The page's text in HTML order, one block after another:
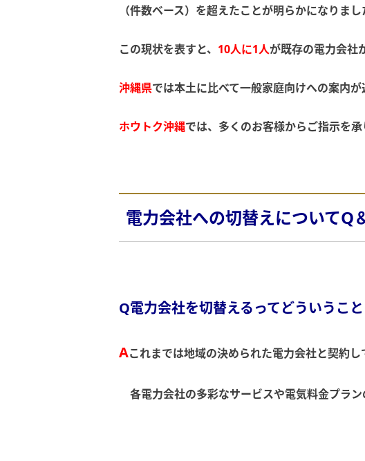
（件数ベース）を超えたことが明らかになりまし
この現状を表すと、 10人に1人が既存の電力会社
沖縄県では本土に比べて一般家庭向けへの案内
ホウトク沖縄では、多くのお客様からご指示を
電力会社への切替えについてQ
Q電力会社を切替えるってどういうこと
Aこれまでは地域の決められた電力会社と契約
各電力会社の多彩なサービスや電気料金プラン